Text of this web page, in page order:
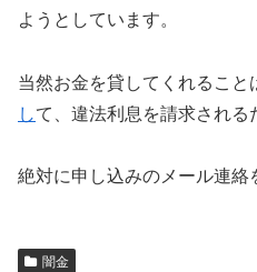
ようとしています。
当然お金を貸してくれること
して、違法利息を請求される
絶対に申し込みのメール連絡
闇金